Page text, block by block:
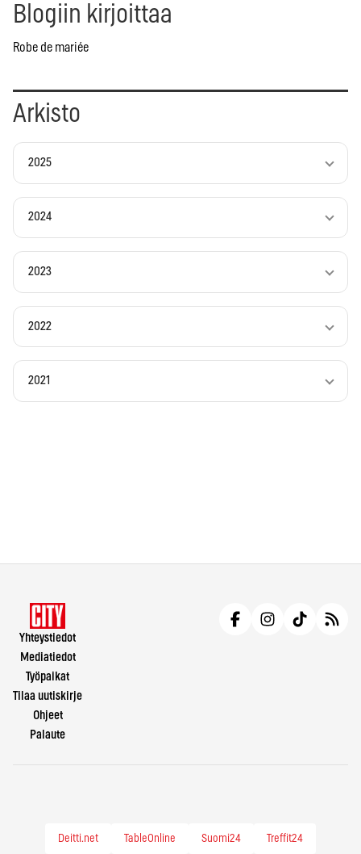
Blogiin kirjoittaa
Robe de mariée
Arkisto
2025
2024
2023
2022
2021
Yhteystiedot
Mediatiedot
Työpaikat
Tilaa uutiskirje
Ohjeet
Palaute
Deitti.net TableOnline Suomi24 Treffit24